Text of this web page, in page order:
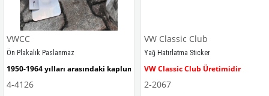
VWCC
Ön Plakalık Paslanmaz
1950-1964 yılları arasındaki kaplumbağa modelleri ile uyumludur.
4-4126
VW Classic Club
Yağ Hatırlatma Sticker
VW Classic Club Üretimidir
2-2067